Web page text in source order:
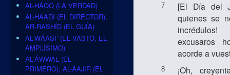
7
[El Día del
quienes se
excusaros
acorde a
8
¡Oh,
AL-HÁQQ (LA VERDAD)
AL-HAADI (EL DIRECTOR),
AR-RASHÍD (EL GUÍA)
AL-WÁASI’ (EL VASTO, EL
AMPLÍSIMO)
AL-ÁWWAL (EL
PRIMERO), AL-ÁAJIR (EL